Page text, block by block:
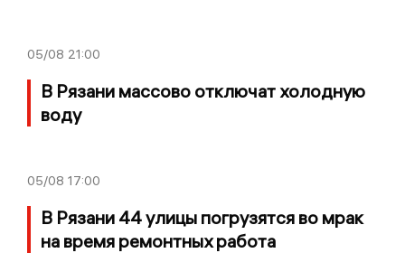
05/08 21:00
В Рязани массово отключат холодную
воду
05/08 17:00
В Рязани 44 улицы погрузятся во мрак
на время ремонтных работа